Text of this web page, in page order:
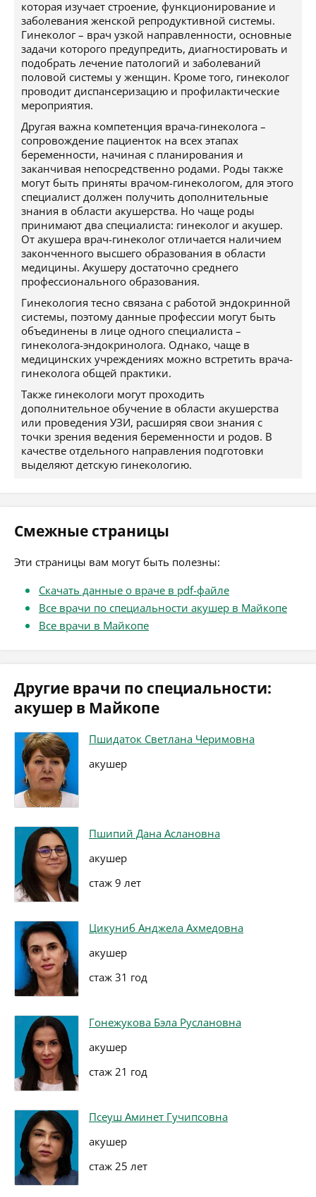
которая изучает строение, функционирование и
заболевания женской репродуктивной системы.
Гинеколог – врач узкой направленности, основные
задачи которого предупредить, диагностировать и
подобрать лечение патологий и заболеваний
половой системы у женщин. Кроме того, гинеколог
проводит диспансеризацию и профилактические
мероприятия.
Другая важна компетенция врача-гинеколога –
сопровождение пациенток на всех этапах
беременности, начиная с планирования и
заканчивая непосредственно родами. Роды также
могут быть приняты врачом-гинекологом, для этого
специалист должен получить дополнительные
знания в области акушерства. Но чаще роды
принимают два специалиста: гинеколог и акушер.
От акушера врач-гинеколог отличается наличием
законченного высшего образования в области
медицины. Акушеру достаточно среднего
профессионального образования.
Гинекология тесно связана с работой эндокринной
системы, поэтому данные профессии могут быть
объединены в лице одного специалиста –
гинеколога-эндокринолога. Однако, чаще в
медицинских учреждениях можно встретить врача-
гинеколога общей практики.
Также гинекологи могут проходить
дополнительное обучение в области акушерства
или проведения УЗИ, расширяя свои знания с
точки зрения ведения беременности и родов. В
качестве отдельного направления подготовки
выделяют детскую гинекологию.
Смежные страницы
Эти страницы вам могут быть полезны:
Скачать данные о враче в pdf-файле
Все врачи по специальности акушер в Майкопе
Все врачи в Майкопе
Другие врачи по специальности:
акушер в Майкопе
Пшидаток Светлана Черимовна
акушер
Пшипий Дана Аслановна
акушер
стаж 9 лет
Цикуниб Анджела Ахмедовна
акушер
стаж 31 год
Гонежукова Бэла Руслановна
акушер
стаж 21 год
Псеуш Аминет Гучипсовна
акушер
стаж 25 лет